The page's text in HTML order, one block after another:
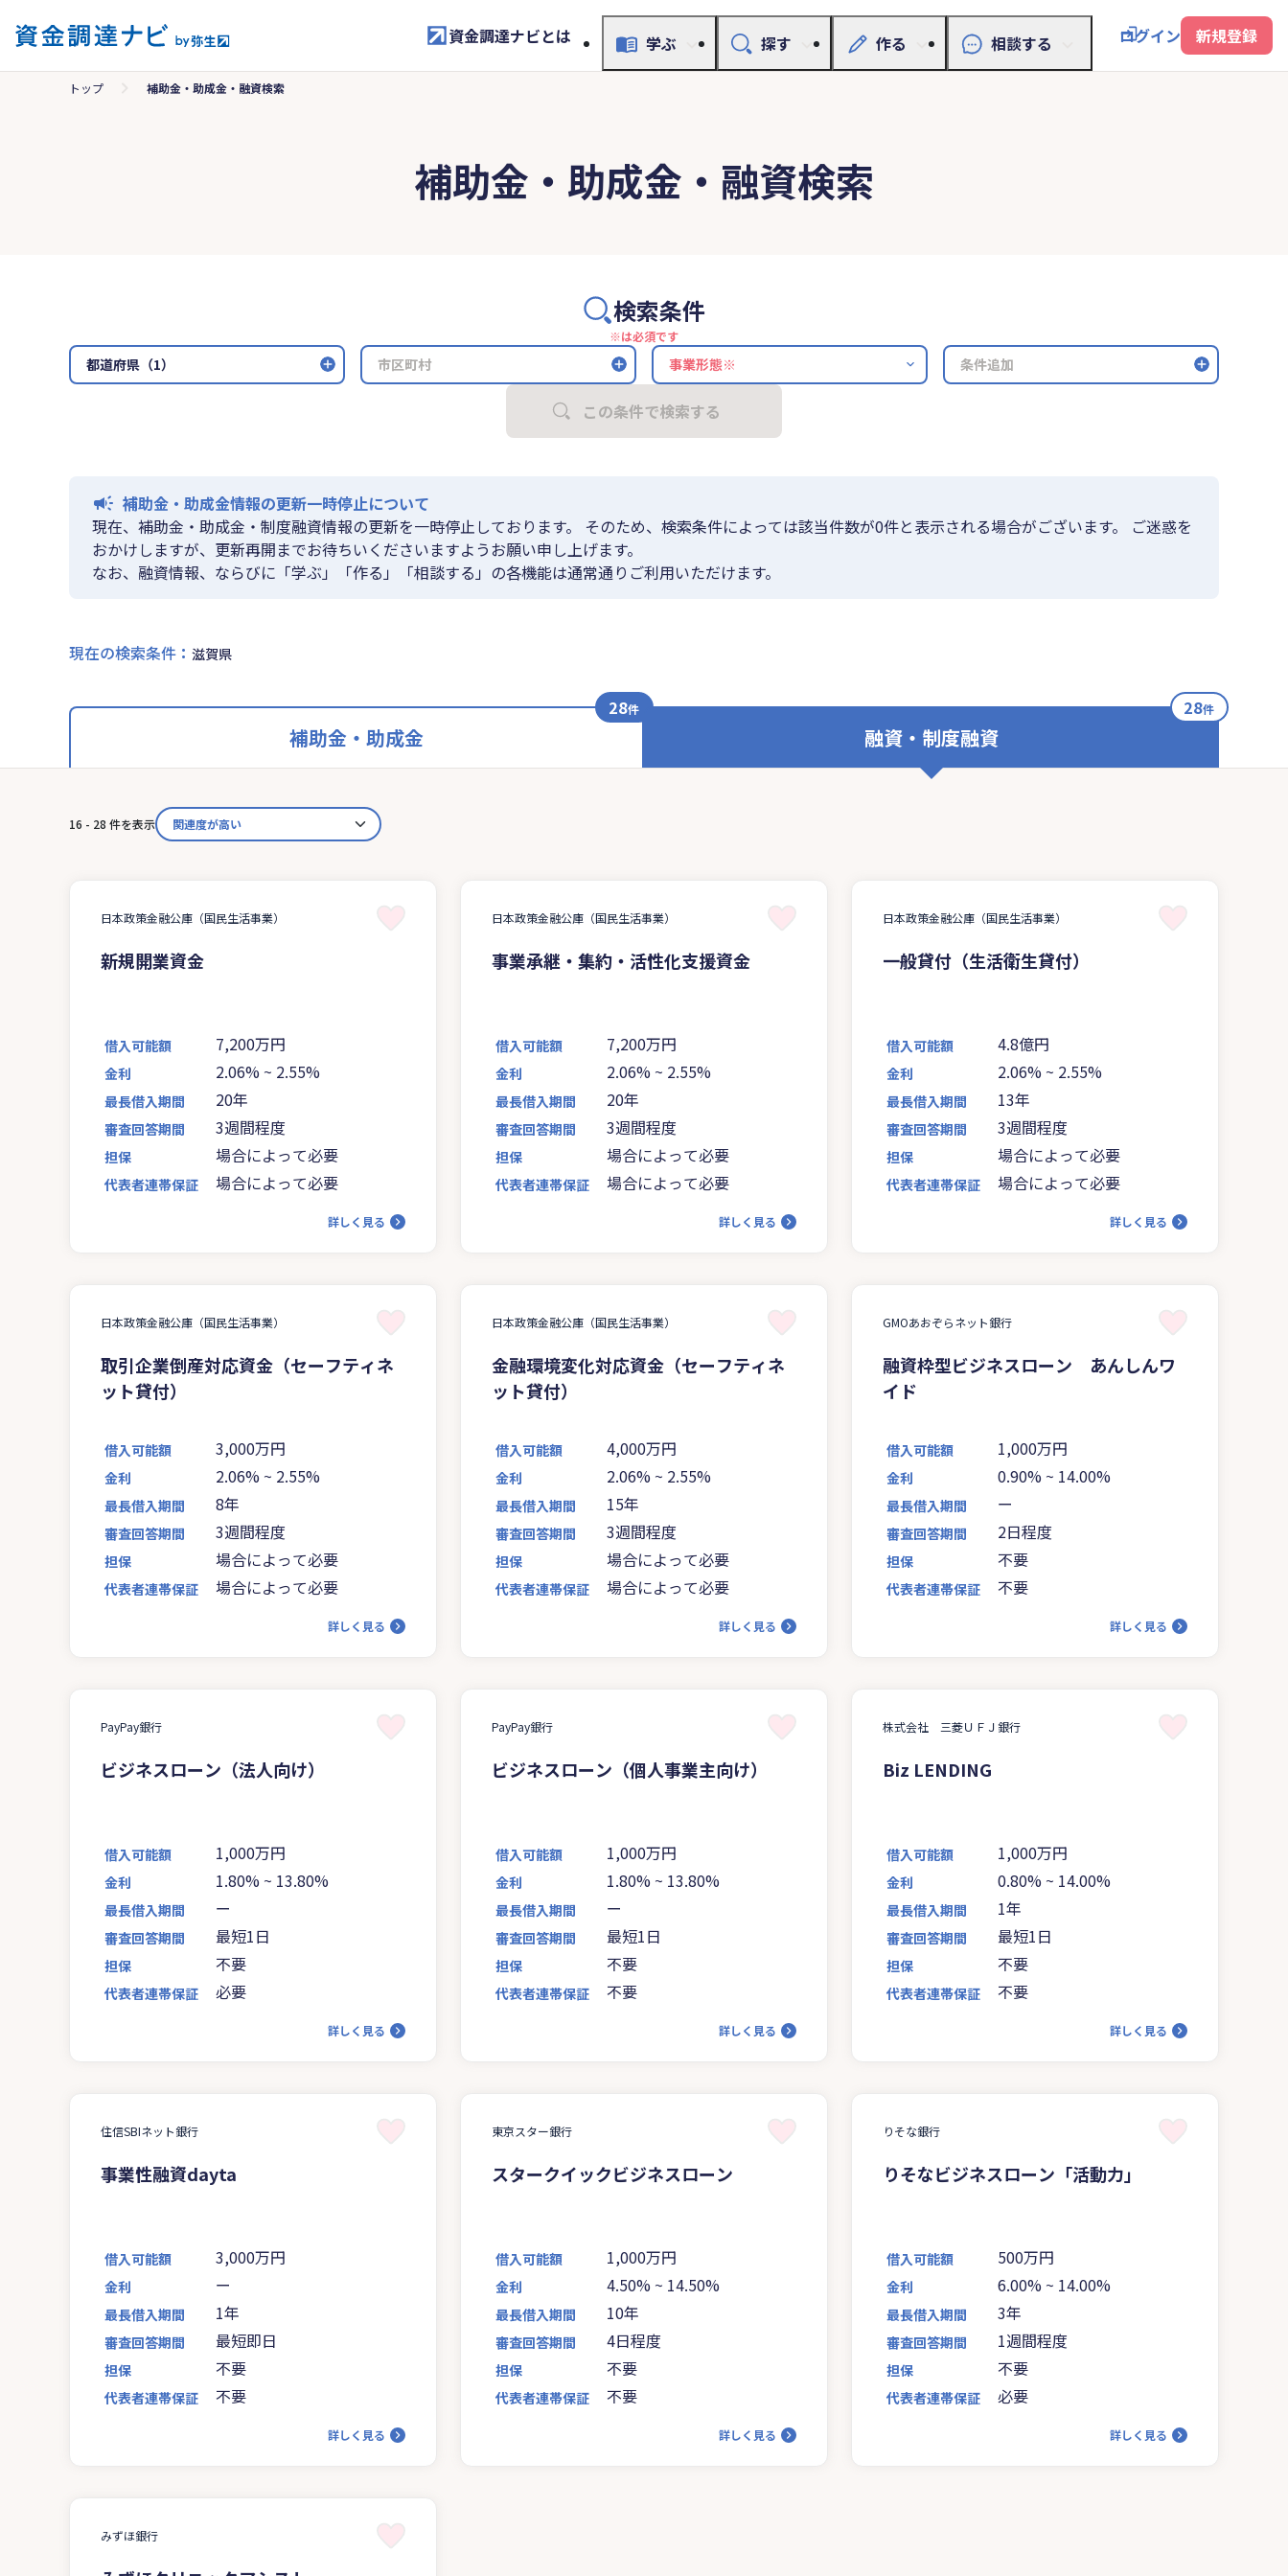
資金調達ナビとは 学ぶ 探す 作る 相談する ログイン 新規登録
トップ 補助金・助成金・融資検索
補助金・助成金・融資検索
検索条件
※は必須です
都道府県（1） 市区町村 条件追加
この条件で検索する
補助金・助成金情報の更新一時停止について
現在、補助金・助成金・制度融資情報の更新を一時停止しております。 そのため、検索条件によっては該当件数が0件と表示される場合がございます。 ご迷惑を
おかけしますが、更新再開までお待ちいくださいますようお願い申し上げます。
なお、融資情報、ならびに「学ぶ」「作る」「相談する」の各機能は通常通りご利用いただけます。
現在の検索条件 ： 滋賀県
補助金・助成金
28件
融資・制度融資
28件
16 - 28 件を表示
日本政策金融公庫（国民生活事業）
新規開業資金
借入可能額 7,200万円
金利 2.06% ~ 2.55%
最長借入期間 20年
審査回答期間 3週間程度
担保 場合によって必要
代表者連帯保証 場合によって必要
詳しく見る
日本政策金融公庫（国民生活事業）
事業承継・集約・活性化支援資金
借入可能額 7,200万円
金利 2.06% ~ 2.55%
最長借入期間 20年
審査回答期間 3週間程度
担保 場合によって必要
代表者連帯保証 場合によって必要
詳しく見る
日本政策金融公庫（国民生活事業）
一般貸付（生活衛生貸付）
借入可能額 4.8億円
金利 2.06% ~ 2.55%
最長借入期間 13年
審査回答期間 3週間程度
担保 場合によって必要
代表者連帯保証 場合によって必要
詳しく見る
日本政策金融公庫（国民生活事業）
取引企業倒産対応資金（セーフティネ
ット貸付）
借入可能額 3,000万円
金利 2.06% ~ 2.55%
最長借入期間 8年
審査回答期間 3週間程度
担保 場合によって必要
代表者連帯保証 場合によって必要
詳しく見る
日本政策金融公庫（国民生活事業）
金融環境変化対応資金（セーフティネ
ット貸付）
借入可能額 4,000万円
金利 2.06% ~ 2.55%
最長借入期間 15年
審査回答期間 3週間程度
担保 場合によって必要
代表者連帯保証 場合によって必要
詳しく見る
GMOあおぞらネット銀行
融資枠型ビジネスローン あんしんワ
イド
借入可能額 1,000万円
金利 0.90% ~ 14.00%
最長借入期間 ー
審査回答期間 2日程度
担保 不要
代表者連帯保証 不要
詳しく見る
PayPay銀行
ビジネスローン（法人向け）
借入可能額 1,000万円
金利 1.80% ~ 13.80%
最長借入期間 ー
審査回答期間 最短1日
担保 不要
代表者連帯保証 必要
詳しく見る
PayPay銀行
ビジネスローン（個人事業主向け）
借入可能額 1,000万円
金利 1.80% ~ 13.80%
最長借入期間 ー
審査回答期間 最短1日
担保 不要
代表者連帯保証 不要
詳しく見る
株式会社 三菱ＵＦＪ銀行
Biz LENDING
借入可能額 1,000万円
金利 0.80% ~ 14.00%
最長借入期間 1年
審査回答期間 最短1日
担保 不要
代表者連帯保証 不要
詳しく見る
住信SBIネット銀行
事業性融資dayta
借入可能額 3,000万円
金利 ー
最長借入期間 1年
審査回答期間 最短即日
担保 不要
代表者連帯保証 不要
詳しく見る
東京スター銀行
スタークイックビジネスローン
借入可能額 1,000万円
金利 4.50% ~ 14.50%
最長借入期間 10年
審査回答期間 4日程度
担保 不要
代表者連帯保証 不要
詳しく見る
りそな銀行
りそなビジネスローン「活動力」
借入可能額 500万円
金利 6.00% ~ 14.00%
最長借入期間 3年
審査回答期間 1週間程度
担保 不要
代表者連帯保証 必要
詳しく見る
みずほ銀行